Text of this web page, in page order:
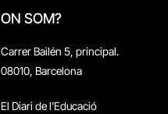
ON SOM?
Carrer Bailén 5, principal.
08010, Barcelona
El Diari de l'Educació